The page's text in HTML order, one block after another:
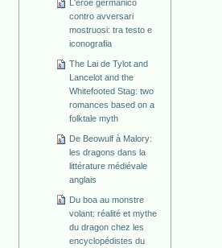
L'eroe germanico
contro avversari
mostruosi: tra testo e
iconografia
The Lai de Tylot and
Lancelot and the
Whitefooted Stag: two
romances based on a
folktale myth
De Beowulf à Malory:
les dragons dans la
littérature médiévale
anglais
Du boa au monstre
volant: réalité et mythe
du dragon chez les
encyclopédistes du